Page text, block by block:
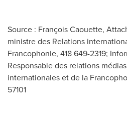
Source : François Caouette,
ministre des Relations
Francophonie, 418 649-2319;
Responsable des relations
internationales et de la
57101